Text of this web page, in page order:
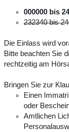
000000 bis
232340 bis
Die Einlass wird
Bitte beachten Sie
rechtzeitig am
Bringen Sie zur
Einen
oder
Amtlichen